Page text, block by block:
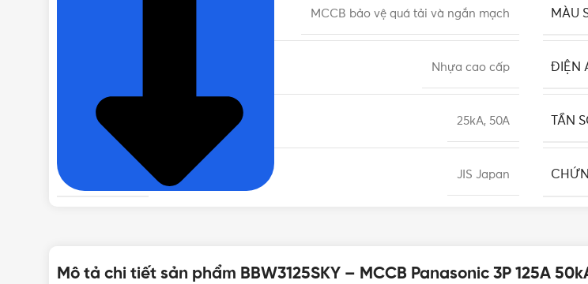
MCCB bảo vệ quá tải và ngắn mạch MÀU
Nhựa cao cấp ĐIỆN
DÒNG CẮT DANH ĐỊNH 25kA, 50A TẦN
JIS Japan
Mô tả chi tiết sản phẩm BBW3125SKY – MCCB Panasonic 3P 125A